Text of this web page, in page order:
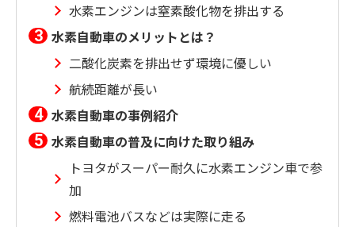
水素エンジンは窒素酸化物を排出する
水素自動車のメリットとは？
二酸化炭素を排出せず環境に優しい
航続距離が長い
水素自動車の事例紹介
水素自動車の普及に向けた取り組み
トヨタがスーパー耐久に水素エンジン車で参
加
燃料電池バスなどは実際に走る